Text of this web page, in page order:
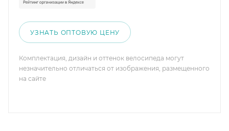
УЗНАТЬ ОПТОВУЮ ЦЕНУ
Комплектация, дизайн и оттенок велосипеда могут
незначительно отличаться от изображения, размещенного
на сайте